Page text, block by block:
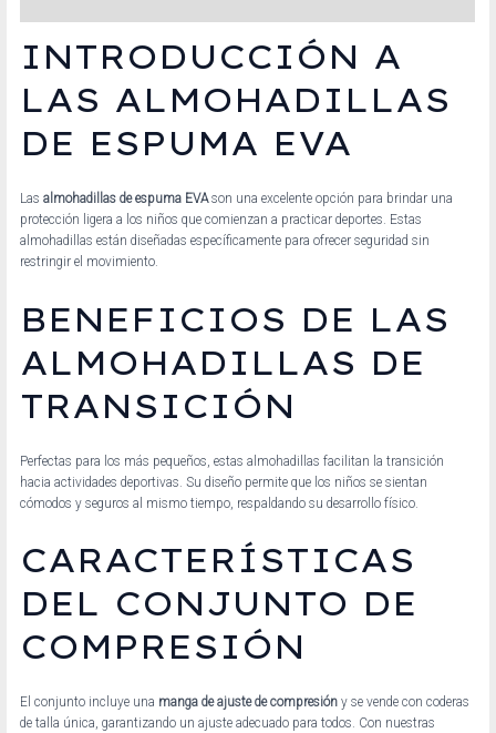
INTRODUCCIÓN A
LAS ALMOHADILLAS
DE ESPUMA EVA
Lasalmohadillas de espuma EVAson una excelente opción para brindar una
protección ligera a los niños que comienzan a practicar deportes. Estas
almohadillas están diseñadas específicamente para ofrecer seguridad sin
restringir el movimiento.
BENEFICIOS DE LAS
ALMOHADILLAS DE
TRANSICIÓN
Perfectas para los más pequeños, estas almohadillas facilitan la transición
hacia actividades deportivas. Su diseño permite que los niños se sientan
cómodos y seguros al mismo tiempo, respaldando su desarrollo físico.
CARACTERÍSTICAS
DEL CONJUNTO DE
COMPRESIÓN
El conjunto incluye una manga de ajuste de compresión y se vende con coderas
de talla única, garantizando un ajuste adecuado para todos. Con nuestras